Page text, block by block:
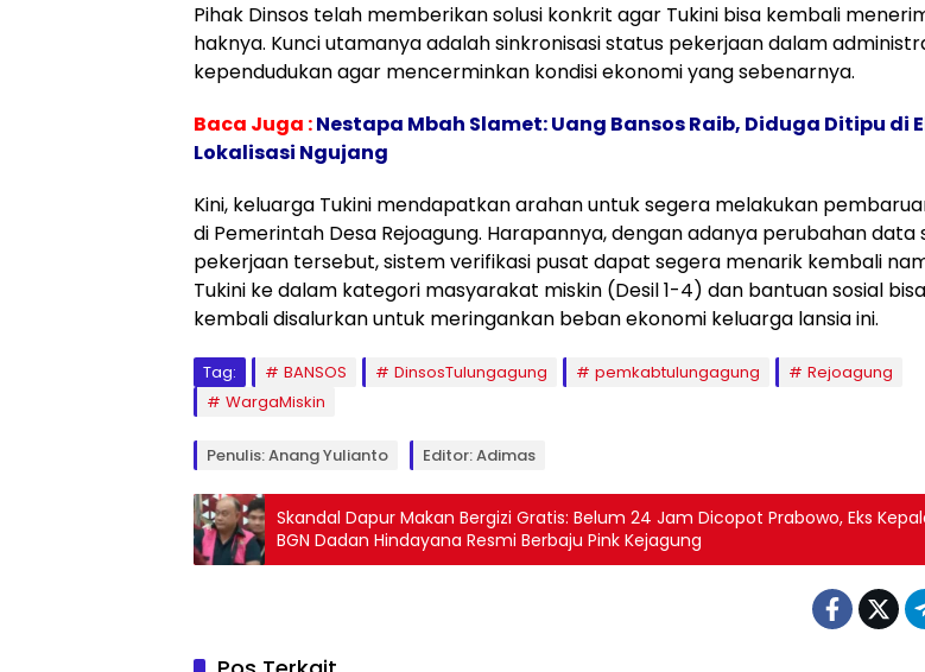
​Pihak Dinsos telah memberikan solusi konkrit agar Tukini bisa kembali
haknya. Kunci utamanya adalah sinkronisasi status pekerjaan dalam
kependudukan agar mencerminkan kondisi ekonomi yang sebenarnya.
Baca Juga :Nestapa Mbah Slamet: Uang Bansos Raib, Diduga Ditipu di
Lokalisasi Ngujang
Kini, keluarga Tukini mendapatkan arahan untuk segera melakukan
di Pemerintah Desa Rejoagung. Harapannya, dengan adanya perubahan data
pekerjaan tersebut, sistem verifikasi pusat dapat segera menarik kembali
Tukini ke dalam kategori masyarakat miskin (Desil 1-4) dan bantuan sosial bisa
kembali disalurkan untuk meringankan beban ekonomi keluarga lansia ini.
Tag: BANSOS DinsosTulungagung pemkabtulungagung
Rejoagung
WargaMiskin
Penulis: Anang Yulianto Editor: Adimas
Skandal Dapur Makan Bergizi Gratis: Belum 24 Jam Dicopot Prabowo, Eks
BGN Dadan Hindayana Resmi Berbaju Pink Kejagung